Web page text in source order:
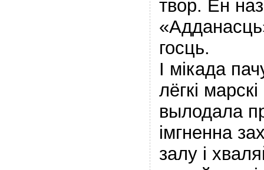
твор. Ён
госць.
І мікада
лёгкі
вылодала
імгненна
залу і